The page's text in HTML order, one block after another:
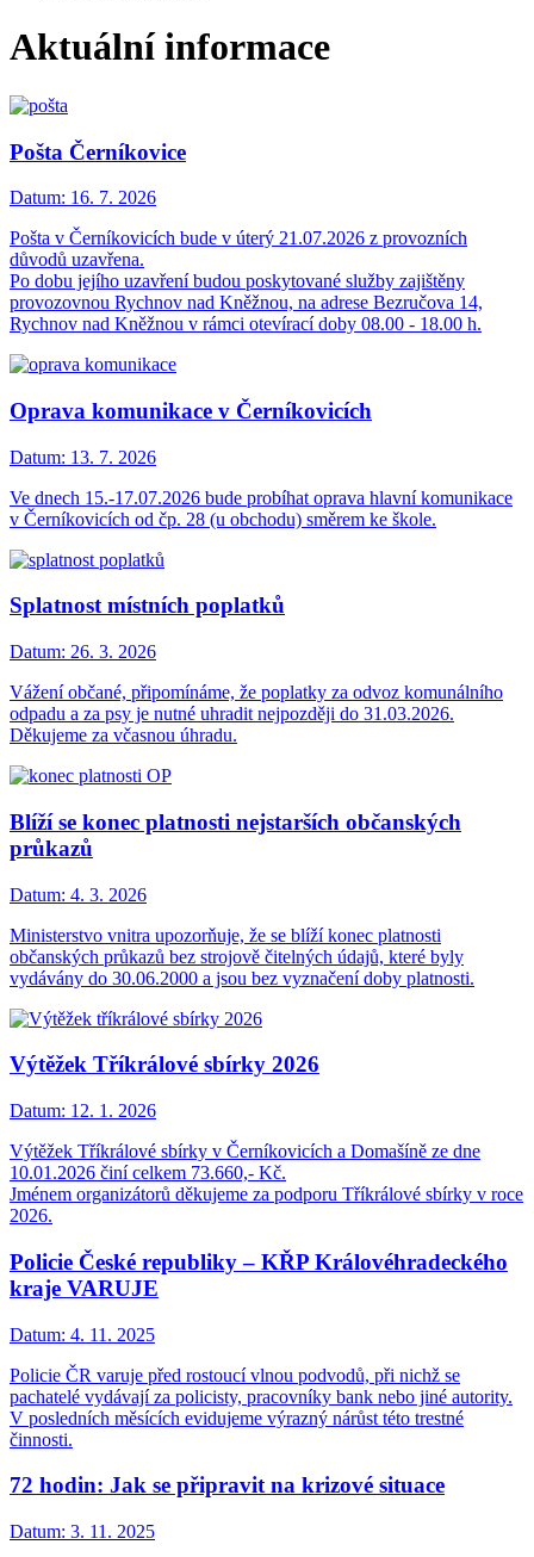
Aktuální informace
Pošta Černíkovice
Datum: 16. 7. 2026
Pošta v Černíkovicích bude v úterý 21.07.2026 z provozních
důvodů uzavřena.
Po dobu jejího uzavření budou poskytované služby zajištěny
provozovnou Rychnov nad Kněžnou, na adrese Bezručova 14,
Rychnov nad Kněžnou v rámci otevírací doby 08.00 - 18.00 h.
Oprava komunikace v Černíkovicích
Datum: 13. 7. 2026
Ve dnech 15.-17.07.2026 bude probíhat oprava hlavní komunikace
v Černíkovicích od čp. 28 (u obchodu) směrem ke škole.
Splatnost místních poplatků
Datum: 26. 3. 2026
Vážení občané, připomínáme, že poplatky za odvoz komunálního
odpadu a za psy je nutné uhradit nejpozději do 31.03.2026.
Děkujeme za včasnou úhradu.
Blíží se konec platnosti nejstarších občanských
průkazů
Datum: 4. 3. 2026
Ministerstvo vnitra upozorňuje, že se blíží konec platnosti
občanských průkazů bez strojově čitelných údajů, které byly
vydávány do 30.06.2000 a jsou bez vyznačení doby platnosti.
Výtěžek Tříkrálové sbírky 2026
Datum: 12. 1. 2026
Výtěžek Tříkrálové sbírky v Černíkovicích a Domašíně ze dne
10.01.2026 činí celkem 73.660,- Kč.
Jménem organizátorů děkujeme za podporu Tříkrálové sbírky v roce
2026.
Policie České republiky – KŘP Královéhradeckého
kraje VARUJE
Datum: 4. 11. 2025
Policie ČR varuje před rostoucí vlnou podvodů, při nichž se
pachatelé vydávají za policisty, pracovníky bank nebo jiné autority.
V posledních měsících evidujeme výrazný nárůst této trestné
činnosti.
72 hodin: Jak se připravit na krizové situace
Datum: 3. 11. 2025